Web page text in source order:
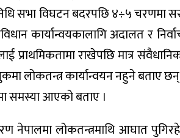
सभा विघटन बदरपछि ४÷५ चरणमा
कार्यान्वयकालागि अदालत र
प्राथमिकतामा राखेपछि मात्र
लोकतन्त्र कार्यान्वयन नहुने बताए छन्
समस्या आएको बताए ।
लोकतन्त्रमाथि आघात